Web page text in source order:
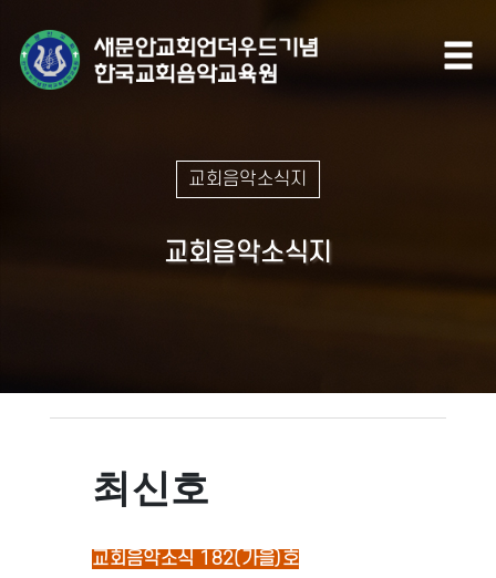
교회음악소식지
교회음악소식지
최신호
교회음악소식 182(가을)호